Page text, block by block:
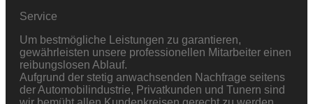
Service
Um bestmögliche Leistungen zu garantieren,
gewährleisten unsere professionellen Mitarbeiter einen
reibungslosen Ablauf.
Aufgrund der stetig anwachsenden Nachfrage seitens
der Automobilindustrie, Privatkunden und Tunern sind